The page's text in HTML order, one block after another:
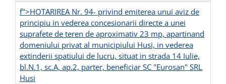
f">HOTARIREA Nr. 94- privind emiterea unui aviz de
principiu in vederea concesionarii directe a unei
suprafete de teren de aproximativ 23 mp, apartinand
domeniului privat al municipiului Husi, in vederea
extinderii spatiului de lucru, situat in strada 14 Iulie,
bl.N.1, sc.A, ap.2, parter, beneficiar SC "Eurosan" SRL
Husi